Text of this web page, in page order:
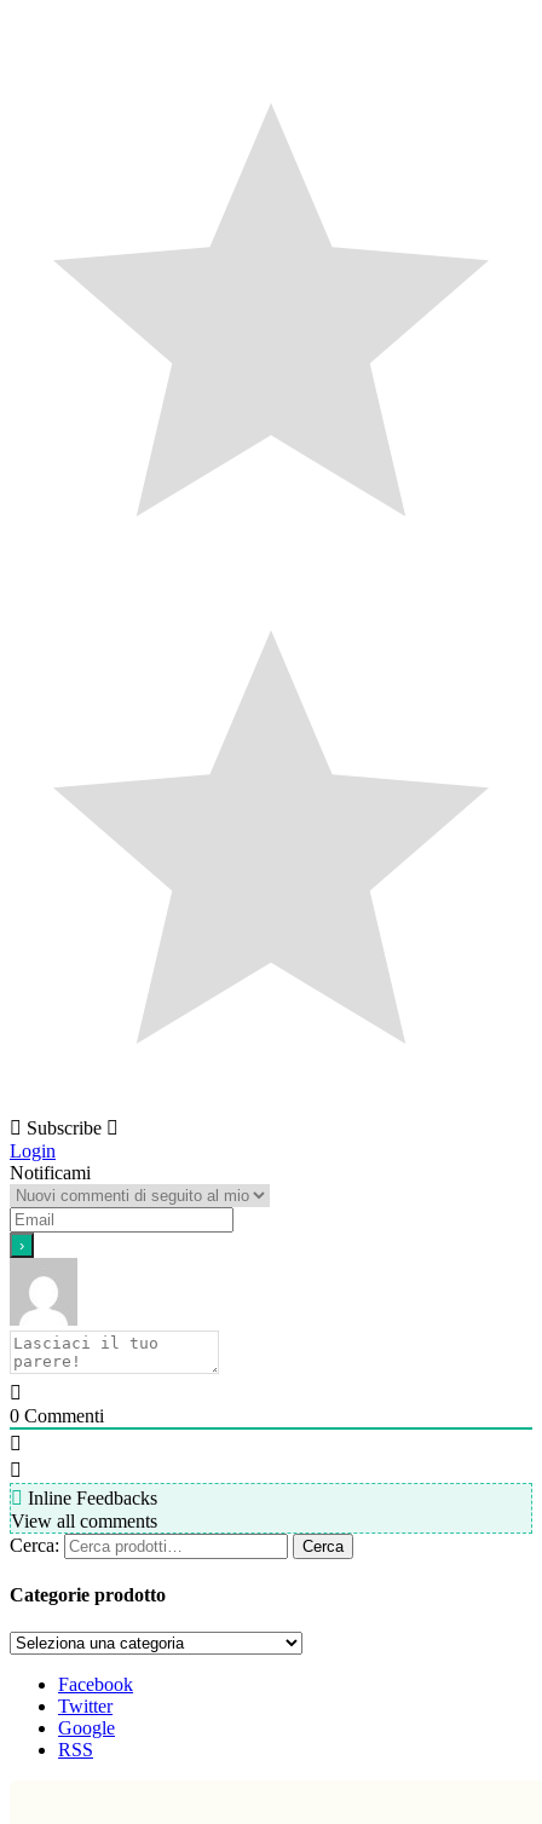
Subscribe
Login
Notificami
0 Commenti
Inline Feedbacks
View all comments
Cerca:
Cerca
Categorie prodotto
Facebook
Twitter
Google
RSS